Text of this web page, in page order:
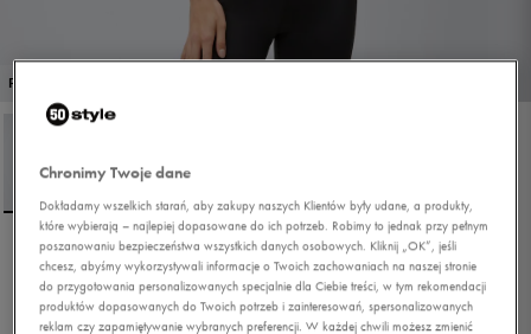
PROMO: DO -30%
NIKE TOP W NSW NK
CHLL FT CRP TANK
Chronimy Twoje dane
Dokładamy wszelkich starań, aby zakupy naszych Klientów były udane, a produkty,
które wybierają – najlepiej dopasowane do ich potrzeb. Robimy to jednak przy pełnym
poszanowaniu bezpieczeństwa wszystkich danych osobowych. Kliknij „OK”, jeśli
chcesz, abyśmy wykorzystywali informacje o Twoich zachowaniach na naszej stronie
do przygotowania personalizowanych specjalnie dla Ciebie treści, w tym rekomendacji
produktów dopasowanych do Twoich potrzeb i zainteresowań, spersonalizowanych
reklam czy zapamiętywanie wybranych preferencji. W każdej chwili możesz zmienić